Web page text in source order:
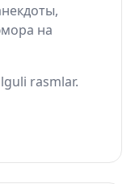
на
rasmlar.